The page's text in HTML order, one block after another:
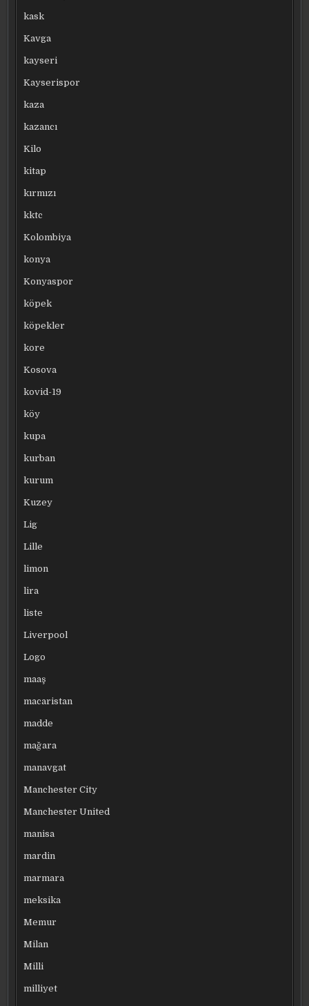
kask
Kavga
kayseri
Kayserispor
kaza
kazancı
Kilo
kitap
kırmızı
kktc
Kolombiya
konya
Konyaspor
köpek
köpekler
kore
Kosova
kovid-19
köy
kupa
kurban
kurum
Kuzey
Lig
Lille
limon
lira
liste
Liverpool
Logo
maaş
macaristan
madde
mağara
manavgat
Manchester City
Manchester United
manisa
mardin
marmara
meksika
Memur
Milan
Milli
milliyet